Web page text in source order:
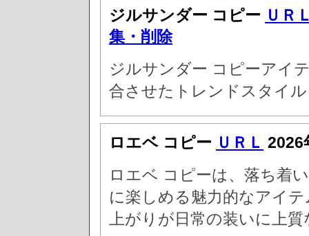
ジルサンダー コピー ＵＲ
集・削除
ジルサンダー コピーアイ
合させたトレンドスタイ
ロエベ コピー ＵＲＬ 2026
ロエベ コピーは、落ち着
に楽しめる魅力的なアイ
上がりが日常の装いに上